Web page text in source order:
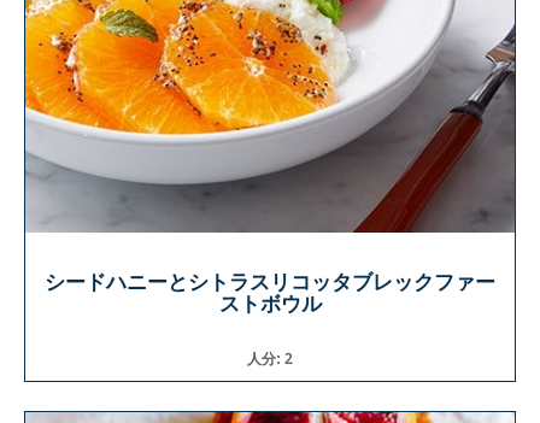
シードハニーとシトラスリコッタブレックファー
ストボウル
人分: 2